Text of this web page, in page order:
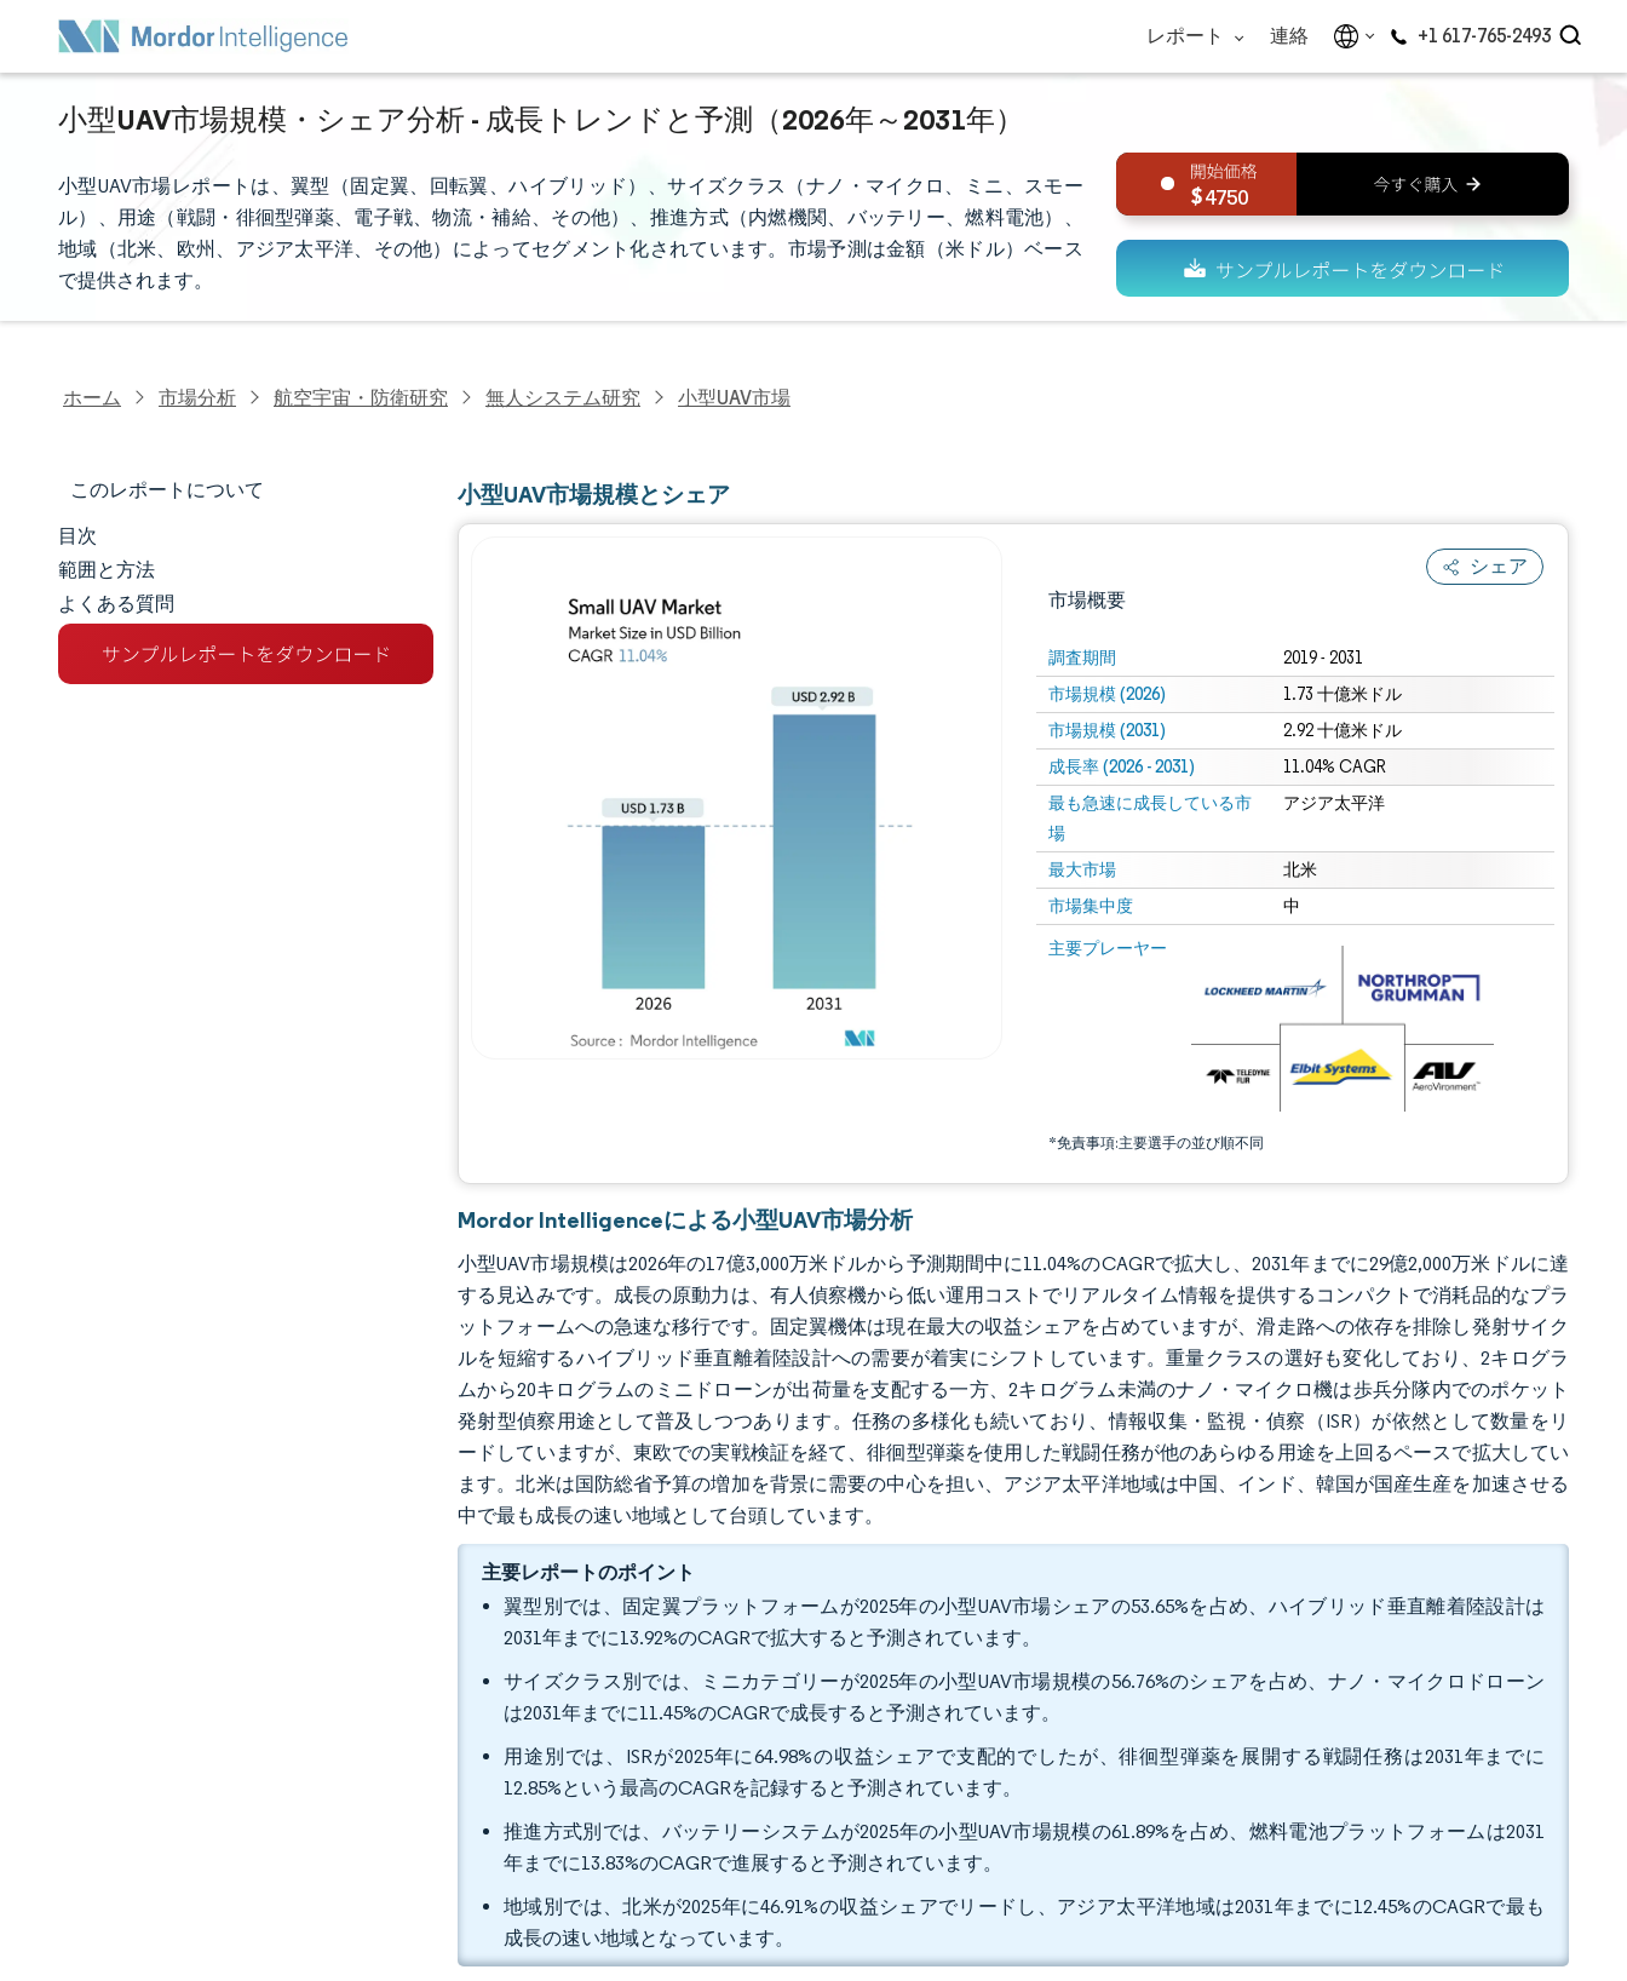
レポート 連絡 +1 617-765-2493
小型UAV市場規模・シェア分析 - 成長トレンドと予測（2026年～2031年）
小型UAV市場レポートは、翼型（固定翼、回転翼、ハイブリッド）、サイズクラス（ナノ・マイクロ、ミニ、スモー
ル）、用途（戦闘・徘徊型弾薬、電子戦、物流・補給、その他）、推進方式（内燃機関、バッテリー、燃料電池）、
地域（北米、欧州、アジア太平洋、その他）によってセグメント化されています。市場予測は金額（米ドル）ベース
で提供されます。
4750
ホーム 市場分析 航空宇宙・防衛研究 無人システム研究 小型UAV市場
このレポートについて
市場規模とシェア
市場分析
トレンドとインサイト
目次
範囲と方法
よくある質問
小型UAV市場規模とシェア
シェア
市場概要
調査期間 2019 - 2031
市場規模 (2026) 1.73 十億米ドル
市場規模 (2031) 2.92 十億米ドル
成長率 (2026 - 2031) 11.04% CAGR
最も急速に成長している市
場
アジア太平洋
最大市場 北米
市場集中度 中
主要プレーヤー
*免責事項:主要選手の並び順不同
画像 © Mordor Intelligence。再利用にはCC BY 4.0の表示が必要です。
画像 © Mordor Intelligence。再利用にはCC BY 4.0の表示が必要です。
Mordor Intelligenceによる小型UAV市場分析
小型UAV市場規模は2026年の17億3,000万米ドルから予測期間中に11.04%のCAGRで拡大し、2031年までに29億2,000万米ドルに達
する見込みです。成長の原動力は、有人偵察機から低い運用コストでリアルタイム情報を提供するコンパクトで消耗品的なプラ
ットフォームへの急速な移行です。固定翼機体は現在最大の収益シェアを占めていますが、滑走路への依存を排除し発射サイク
ルを短縮するハイブリッド垂直離着陸設計への需要が着実にシフトしています。重量クラスの選好も変化しており、2キログラ
ムから20キログラムのミニドローンが出荷量を支配する一方、2キログラム未満のナノ・マイクロ機は歩兵分隊内でのポケット
発射型偵察用途として普及しつつあります。任務の多様化も続いており、情報収集・監視・偵察（ISR）が依然として数量をリ
ードしていますが、東欧での実戦検証を経て、徘徊型弾薬を使用した戦闘任務が他のあらゆる用途を上回るペースで拡大してい
ます。北米は国防総省予算の増加を背景に需要の中心を担い、アジア太平洋地域は中国、インド、韓国が国産生産を加速させる
中で最も成長の速い地域として台頭しています。
主要レポートのポイント
翼型別では、固定翼プラットフォームが2025年の小型UAV市場シェアの53.65%を占め、ハイブリッド垂直離着陸設計は
2031年までに13.92%のCAGRで拡大すると予測されています。
サイズクラス別では、ミニカテゴリーが2025年の小型UAV市場規模の56.76%のシェアを占め、ナノ・マイクロドローン
は2031年までに11.45%のCAGRで成長すると予測されています。
用途別では、ISRが2025年に64.98%の収益シェアで支配的でしたが、徘徊型弾薬を展開する戦闘任務は2031年までに
12.85%という最高のCAGRを記録すると予測されています。
推進方式別では、バッテリーシステムが2025年の小型UAV市場規模の61.89%を占め、燃料電池プラットフォームは2031
年までに13.83%のCAGRで進展すると予測されています。
地域別では、北米が2025年に46.91%の収益シェアでリードし、アジア太平洋地域は2031年までに12.45%のCAGRで最も
成長の速い地域となっています。